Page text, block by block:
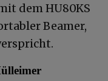
dem HU80KS
Beamer,